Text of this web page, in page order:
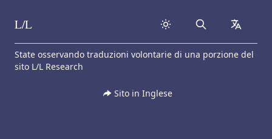
Skip to content
L/L Search
State osservando traduzioni volontarie di una porzione del
sito L/L Research
Sito in Inglese